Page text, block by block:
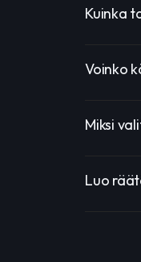
Kuinka
Voinko
Miksi
Luo